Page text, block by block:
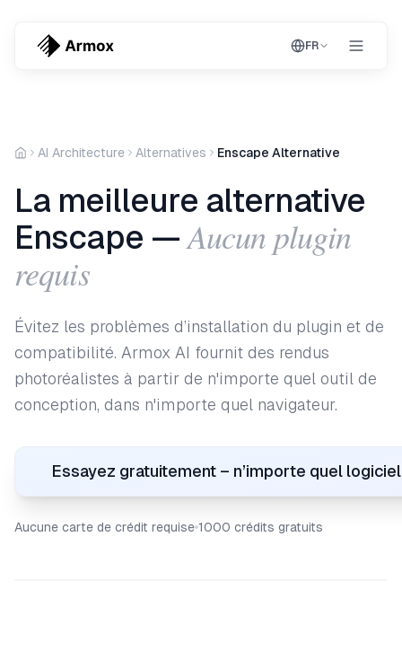
FR
AI Architecture Alternatives Enscape Alternative
La meilleure alternative
Enscape — Aucun plugin
requis
Évitez les problèmes d’installation du plugin et de
compatibilité. Armox AI fournit des rendus
photoréalistes à partir de n'importe quel outil de
conception, dans n'importe quel navigateur.
Essayez gratuitement – ​​n’importe quel logiciel
Aucune carte de crédit requise 1000 crédits gratuits